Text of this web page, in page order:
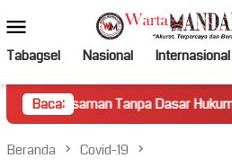
ke
kontenMobile
Tabagsel Nasional Internasional
Baca:
Tanpa Dasar Hukum Picu
Beranda Covid-19